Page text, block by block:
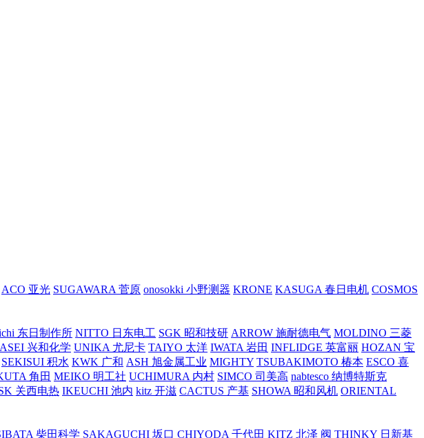
ACO 亚光 SUGAWARA 菅原 onosokki 小野测器 KRONE KASUGA 春日电机 COSMOS
东日制作所 NITTO 日东电工 SGK 昭和技研 ARROW 施耐德电气 MOLDINO 三菱
兴和化学 UNIKA 尤尼卡 TAIYO 太洋 IWATA 岩田 INFLIDGE 英富丽 HOZAN 宝
SEKISUI 积水 KWK 广和 ASH 旭金属工业 MIGHTY TSUBAKIMOTO 椿本 ESCO 喜
角田 MEIKO 明工社 UCHIMURA 内村 SIMCO 司美高 nabtesco 纳博特斯克
关西电热 IKEUCHI 池内 kitz 开滋 CACTUS 产基 SHOWA 昭和风机 ORIENTAL
柴田科学 SAKAGUCHI 坂口 CHIYODA 千代田 KITZ 北泽 阀 THINKY 日新基